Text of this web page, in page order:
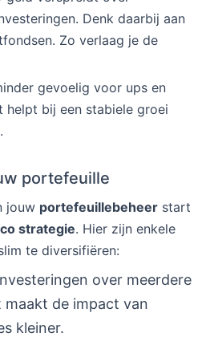
Denk daarbij aan
Zo verlaag je de
gevoelig voor ups en
bij een stabiele groei
portefeuille
jouw portefeuillebeheer start
strategie. Hier zijn enkele
te diversifiëren:
over meerdere
de impact van
kleiner.